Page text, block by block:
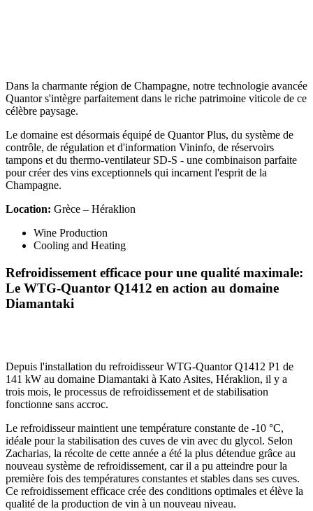
Dans la charmante région de Champagne, notre technologie avancée
Quantor s'intègre parfaitement dans le riche patrimoine viticole de ce
célèbre paysage.
Le domaine est désormais équipé de Quantor Plus, du système de
contrôle, de régulation et d'information Vininfo, de réservoirs
tampons et du thermo-ventilateur SD-S - une combinaison parfaite
pour créer des vins exceptionnels qui incarnent l'esprit de la
Champagne.
Location: Grèce – Héraklion
Wine Production
Cooling and Heating
Refroidissement efficace pour une qualité maximale:
Le WTG-Quantor Q1412 en action au domaine
Diamantaki
Depuis l'installation du refroidisseur WTG-Quantor Q1412 P1 de
141 kW au domaine Diamantaki à Kato Asites, Héraklion, il y a
trois mois, le processus de refroidissement et de stabilisation
fonctionne sans accroc.
Le refroidisseur maintient une température constante de -10 °C,
idéale pour la stabilisation des cuves de vin avec du glycol. Selon
Zacharias, la récolte de cette année a été la plus détendue grâce au
nouveau système de refroidissement, car il a pu atteindre pour la
première fois des températures constantes et stables dans ses cuves.
Ce refroidissement efficace crée des conditions optimales et élève la
qualité de la production de vin à un nouveau niveau.